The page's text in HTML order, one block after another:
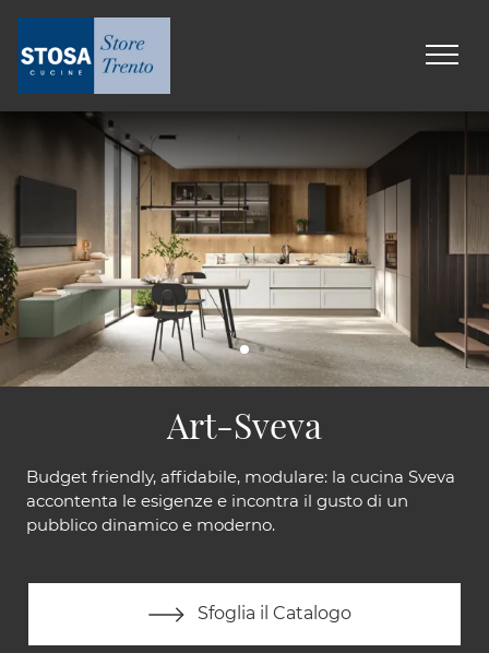
Art-Sveva
Budget friendly, affidabile, modulare: la cucina Sveva
accontenta le esigenze e incontra il gusto di un
pubblico dinamico e moderno.
Sfoglia il Catalogo